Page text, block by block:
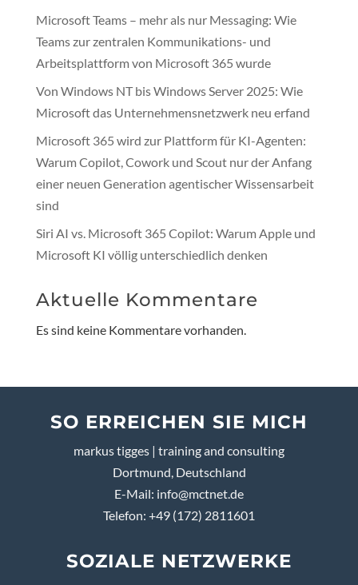
Microsoft Teams – mehr als nur Messaging: Wie
Teams zur zentralen Kommunikations- und
Arbeitsplattform von Microsoft 365 wurde
Von Windows NT bis Windows Server 2025: Wie
Microsoft das Unternehmensnetzwerk neu erfand
Microsoft 365 wird zur Plattform für KI-Agenten:
Warum Copilot, Cowork und Scout nur der Anfang
einer neuen Generation agentischer Wissensarbeit
sind
Siri AI vs. Microsoft 365 Copilot: Warum Apple und
Microsoft KI völlig unterschiedlich denken
Aktuelle Kommentare
Es sind keine Kommentare vorhanden.
SO ERREICHEN SIE MICH
markus tigges | training and consulting
Dortmund, Deutschland
E-Mail: info@mctnet.de
Telefon: +49 (172) 2811601
SOZIALE NETZWERKE